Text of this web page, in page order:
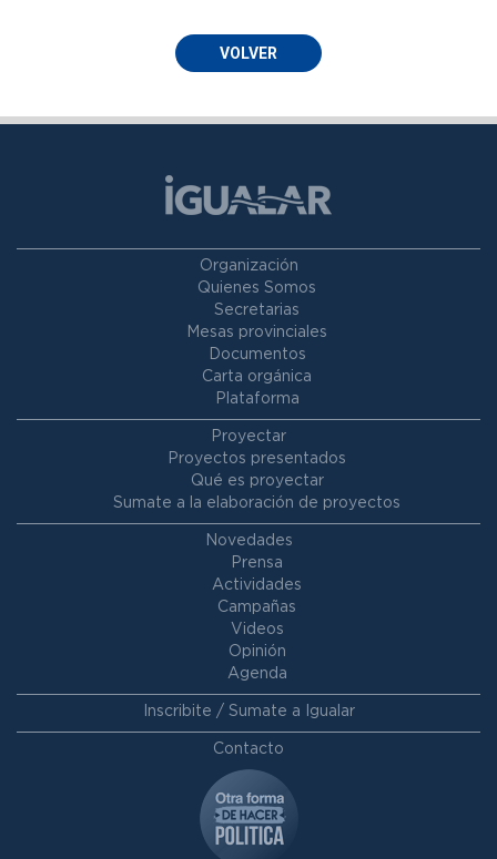
VOLVER
Organización
Quienes Somos
Secretarias
Mesas provinciales
Documentos
Carta orgánica
Plataforma
Proyectar
Proyectos presentados
Qué es proyectar
Sumate a la elaboración de proyectos
Novedades
Prensa
Actividades
Campañas
Videos
Opinión
Agenda
Inscribite / Sumate a Igualar
Contacto